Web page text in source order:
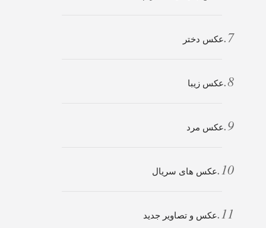
عکس دختر
عکس زیبا
عکس مرد
عکس های سریال
عکس و تصاویر جدید